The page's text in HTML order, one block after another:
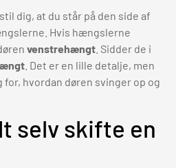
dig, at du står på den side af
Hvis hængslerne
venstrehængt . Sidder de i
. Det er en lille detalje, men
hvordan døren svinger op og
selv skifte en